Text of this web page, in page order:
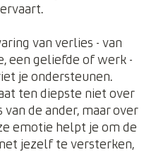
van verlies - van
een geliefde of werk -
je ondersteunen.
ten diepste niet over
van de ander, maar over
emotie helpt je om de
jezelf te versterken,